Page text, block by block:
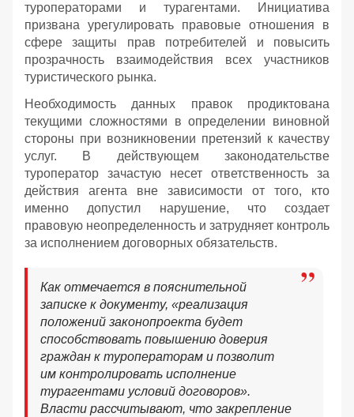
туроператорами и турагентами. Инициатива
призвана урегулировать правовые отношения в
сфере защиты прав потребителей и повысить
прозрачность взаимодействия всех участников
туристического рынка.
Необходимость данных правок продиктована
текущими сложностями в определении виновной
стороны при возникновении претензий к качеству
услуг. В действующем законодательстве
туроператор зачастую несет ответственность за
действия агента вне зависимости от того, кто
именно допустил нарушение, что создает
правовую неопределенность и затрудняет контроль
за исполнением договорных обязательств.
Как отмечается в пояснительной
записке к документу, «реализация
положений законопроекта будет
способствовать повышению доверия
граждан к туроператорам и позволит
им контролировать исполнение
турагентами условий договоров».
Власти рассчитывают, что закрепление